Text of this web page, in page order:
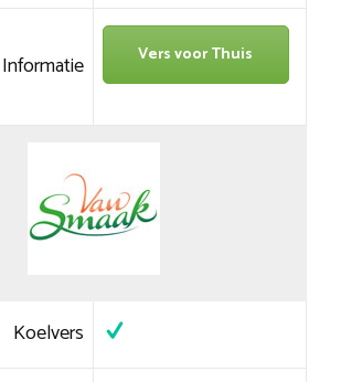
Informatie Vers voor Thuis
Koelvers